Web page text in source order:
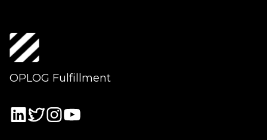
OPLOG Fulfillment